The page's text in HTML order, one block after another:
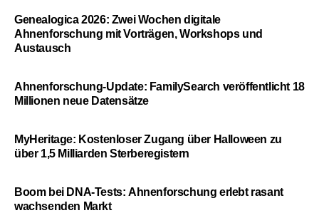
Genealogica 2026: Zwei Wochen digitale
Ahnenforschung mit Vorträgen, Workshops und
Austausch
Ahnenforschung-Update: FamilySearch veröffentlicht 18
Millionen neue Datensätze
MyHeritage: Kostenloser Zugang über Halloween zu
über 1,5 Milliarden Sterberegistern
Boom bei DNA-Tests: Ahnenforschung erlebt rasant
wachsenden Markt